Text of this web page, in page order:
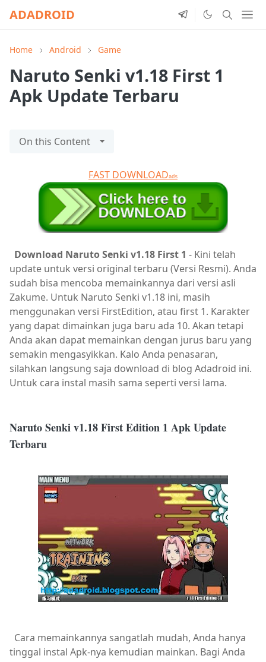
ADADROID
Home Android Game
Naruto Senki v1.18 First 1
Apk Update Terbaru
On this Content
FAST DOWNLOADads
Download Naruto Senki v1.18 First 1 - Kini telah
update untuk versi original terbaru (Versi Resmi). Anda
sudah bisa mencoba memainkannya dari versi asli
Zakume. Untuk Naruto Senki v1.18 ini, masih
menggunakan versi FirstEdition, atau first 1. Karakter
yang dapat dimainkan juga baru ada 10. Akan tetapi
Anda akan dapat memainkan dengan jurus baru yang
semakin mengasyikkan. Kalo Anda penasaran,
silahkan langsung saja download di blog Adadroid ini.
Untuk cara instal masih sama seperti versi lama.
Naruto Senki v1.18 First Edition 1 Apk Update
Terbaru
Cara memainkannya sangatlah mudah, Anda hanya
tinggal instal Apk-nya kemudian mainkan. Bagi Anda